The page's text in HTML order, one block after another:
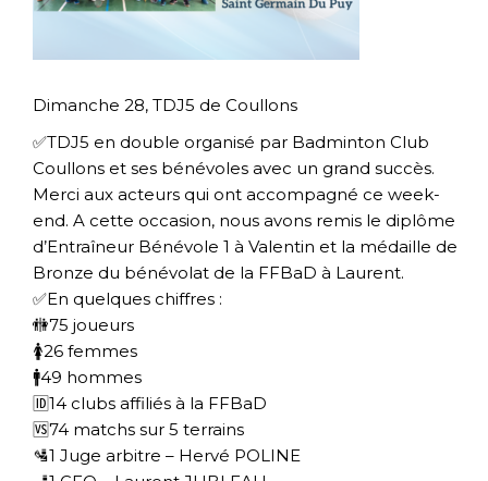
Dimanche 28, TDJ5 de Coullons
✅TDJ5 en double organisé par Badminton Club
Coullons et ses bénévoles avec un grand succès.
Merci aux acteurs qui ont accompagné ce week-
end. A cette occasion, nous avons remis le diplôme
d’Entraîneur Bénévole 1 à Valentin et la médaille de
Bronze du bénévolat de la FFBaD à Laurent.
✅En quelques chiffres :
🚻75 joueurs
🚺26 femmes
🚹49 hommes
🆔14 clubs affiliés à la FFBaD
🆚74 matchs sur 5 terrains
🛂1 Juge arbitre – Hervé POLINE